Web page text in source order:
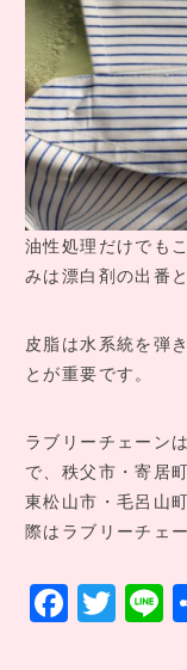
油性処理だけでも
みは漂白剤の出番
皮脂は水系統を弾
とが重要です。
ラブリーチェーン
で、秩父市・寄居
東松山市・毛呂山
際はラブリーチェ
F T